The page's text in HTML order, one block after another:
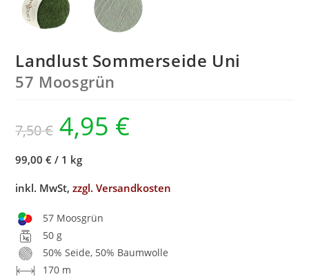
Landlust Sommerseide Uni
57 Moosgrün
7,50€ 4,95 €
99,00 € / 1 kg
inkl. MwSt,zzgl. Versandkosten
57 Moosgrün
50 g
50% Seide, 50% Baumwolle
170 m